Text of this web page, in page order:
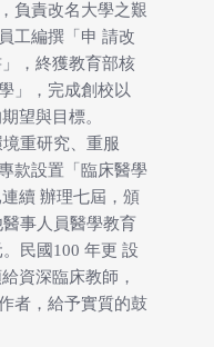
負責改名大學之艱
工編撰「申 請改
，終獲教育部核
」，完成創校以
望與目標。
重研究、重服
款設置「臨床醫學
續 辦理七屆，頒
事人員醫學教育
民國100 年更 設
資深臨床教師，
者，給予實質的鼓